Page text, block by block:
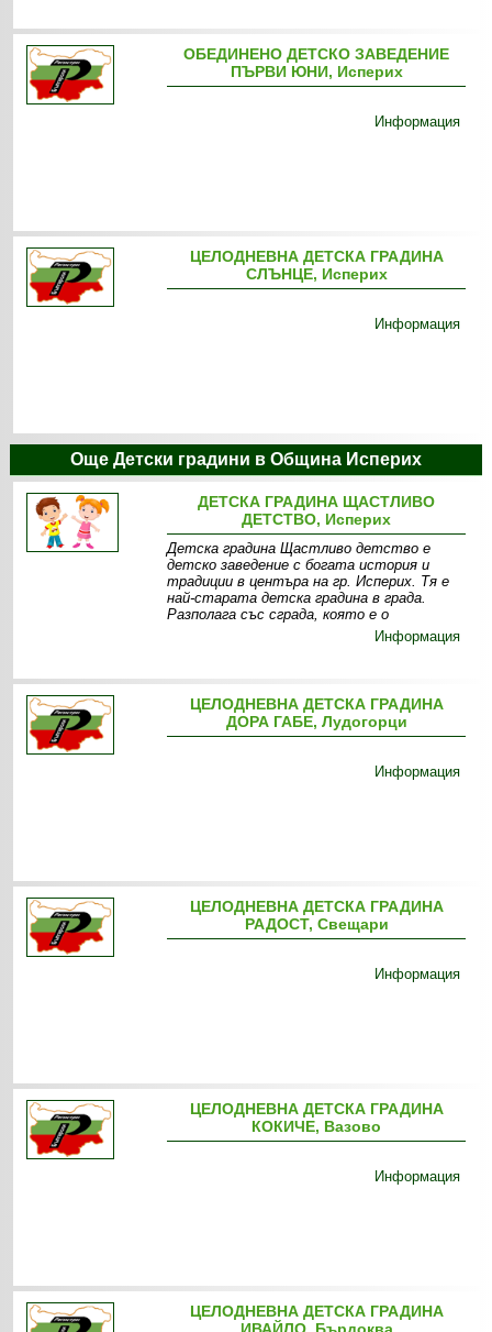
ОБЕДИНЕНО ДЕТСКО ЗАВЕДЕНИЕ
ПЪРВИ ЮНИ, Исперих
Информация
ЦЕЛОДНЕВНА ДЕТСКА ГРАДИНА
СЛЪНЦЕ, Исперих
Информация
Още Детски градини в Община Исперих
ДЕТСКА ГРАДИНА ЩАСТЛИВО
ДЕТСТВО, Исперих
Детска градина Щастливо детство е
детско заведение с богата история и
традиции в центъра на гр. Исперих. Тя е
най-старата детска градина в града.
Разполага със сграда, която е о
Информация
ЦЕЛОДНЕВНА ДЕТСКА ГРАДИНА
ДОРА ГАБЕ, Лудогорци
Информация
ЦЕЛОДНЕВНА ДЕТСКА ГРАДИНА
РАДОСТ, Свещари
Информация
ЦЕЛОДНЕВНА ДЕТСКА ГРАДИНА
КОКИЧЕ, Вазово
Информация
ЦЕЛОДНЕВНА ДЕТСКА ГРАДИНА
ИВАЙЛО, Бърдоква